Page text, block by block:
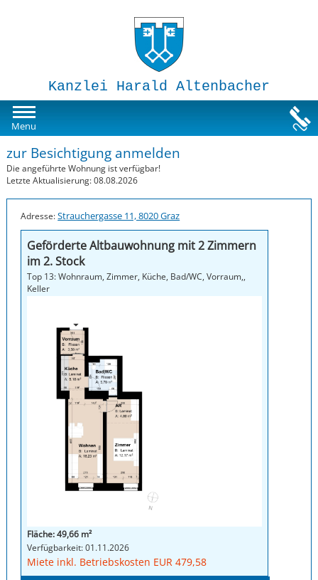
Kanzlei Harald Altenbacher
Menu
Susi-Sorglos Anlegerwohnungen
Impressum
zur Besichtigung anmelden
Die angeführte Wohnung ist verfügbar!
Letzte Aktualisierung: 08.08.2026
Adresse:Strauchergasse 11, 8020 Graz
Geförderte Altbauwohnung mit 2 Zimmern
im 2. Stock
Top 13: Wohnraum, Zimmer, Küche, Bad/WC, Vorraum,,
Keller
Fläche: 49,66 m²
Verfügbarkeit: 01.11.2026
Miete inkl. Betriebskosten EUR 479,58